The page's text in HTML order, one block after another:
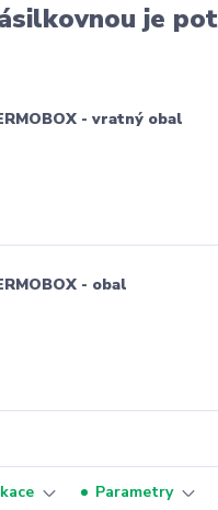
je
- vratný obal
- obal
Parametry